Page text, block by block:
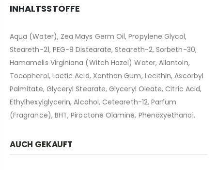
INHALTSSTOFFE
Aqua (Water), Zea Mays Germ Oil, Propylene Glycol,
Steareth-21, PEG-8 Distearate, Steareth-2, Sorbeth-30,
Hamamelis Virginiana (Witch Hazel) Water, Allantoin,
Tocopherol, Lactic Acid, Xanthan Gum, Lecithin, Ascorbyl
Palmitate, Glyceryl Stearate, Glyceryl Oleate, Citric Acid,
Ethylhexylglycerin, Alcohol, Ceteareth-12, Parfum
(Fragrance), BHT, Piroctone Olamine, Phenoxyethanol.
AUCH GEKAUFT